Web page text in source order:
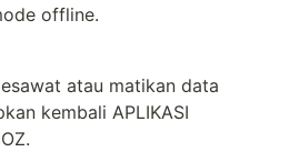
offline.
atau matikan data
kembali APLIKASI